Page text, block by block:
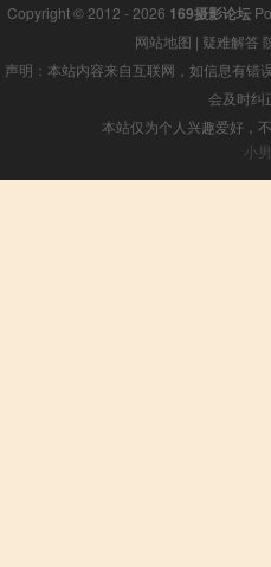
Copyright © 2012 - 2026 169摄影论坛
网站地图 | 疑难解答
声明：本站内容来自互联网，如信息有错
会及时纠
本站仅为个人兴趣爱好，
小